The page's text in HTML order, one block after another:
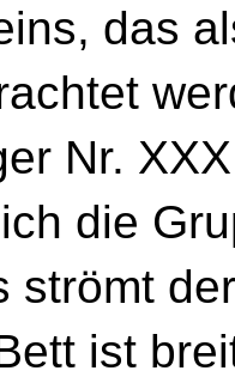
das
Nr.
die
strömt
ist